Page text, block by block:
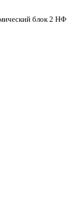
блок 2 НФ